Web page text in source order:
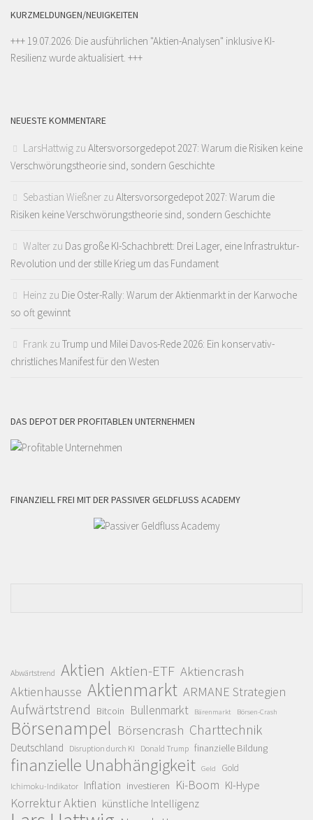
KURZMELDUNGEN/NEUIGKEITEN
+++ 19.07.2026: Die ausführlichen "Aktien-Analysen" inklusive KI-
Resilienz wurde aktualisiert. +++
NEUESTE KOMMENTARE
LarsHattwig zu Altersvorsorgedepot 2027: Warum die Risiken keine
Verschwörungstheorie sind, sondern Geschichte
Sebastian Wießner zu Altersvorsorgedepot 2027: Warum die
Risiken keine Verschwörungstheorie sind, sondern Geschichte
Walter zu Das große KI-Schachbrett: Drei Lager, eine Infrastruktur-
Revolution und der stille Krieg um das Fundament
Heinz zu Die Oster-Rally: Warum der Aktienmarkt in der Karwoche
so oft gewinnt
Frank zu Trump und Milei Davos-Rede 2026: Ein konservativ-
christliches Manifest für den Westen
DAS DEPOT DER PROFITABLEN UNTERNEHMEN
FINANZIELL FREI MIT DER PASSIVER GELDFLUSS ACADEMY
Abwärtstrend Aktien Aktien-ETF Aktiencrash
Aktienhausse Aktienmarkt ARMANE Strategien
Aufwärtstrend Bitcoin Bullenmarkt Bärenmarkt Börsen-Crash
Börsenampel Börsencrash Charttechnik
Deutschland Disruption durch KI Donald Trump finanzielle Bildung
finanzielle Unabhängigkeit Geld Gold
Ichimoku-Indikator Inflation investieren Ki-Boom KI-Hype
Korrektur Aktien künstliche Intelligenz